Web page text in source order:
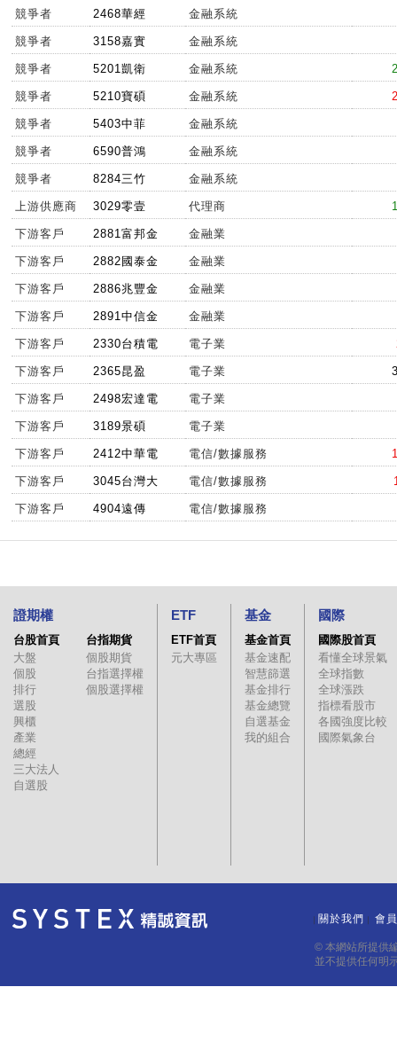
競爭者 2468華經 金融系統
競爭者 3158嘉實 金融系統
競爭者 5201凱衛 金融系統
競爭者 5210寶碩 金融系統
競爭者 5403中菲 金融系統
競爭者 6590普鴻 金融系統
競爭者 8284三竹 金融系統
上游供應商 3029零壹 代理商
下游客戶 2881富邦金 金融業
下游客戶 2882國泰金 金融業
下游客戶 2886兆豐金 金融業
下游客戶 2891中信金 金融業
下游客戶 2330台積電 電子業
下游客戶 2365昆盈 電子業
下游客戶 2498宏達電 電子業
下游客戶 3189景碩 電子業
下游客戶 2412中華電 電信/數據服務
下游客戶 3045台灣大 電信/數據服務
下游客戶 4904遠傳 電信/數據服務
證期權
台股首頁
大盤
個股
排行
選股
興櫃
產業
總經
三大法人
自選股
台指期貨
個股期貨
台指選擇權
個股選擇權
ETF
ETF首頁
元大專區
基金
基金首頁
基金速配
智慧篩選
基金排行
基金總覽
自選基金
我的組合
國際
國際股首頁
看懂全球景氣
全球指數
全球漲跌
指標看股市
各國強度比較
國際氣象台
關於我們 會
© 本網站所提供
並不提供任何明